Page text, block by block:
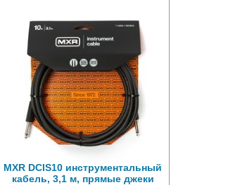
MXR DCIS10 инструментальный
кабель, 3,1 м, прямые джеки